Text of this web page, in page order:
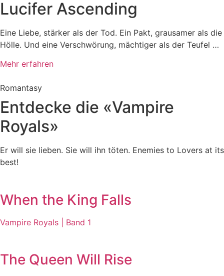
Lucifer Ascending
Eine Liebe, stärker als der Tod. Ein Pakt, grausamer als die
Hölle. Und eine Verschwörung, mächtiger als der Teufel …
Mehr erfahren
Romantasy
Entdecke die «Vampire
Royals»
Er will sie lieben. Sie will ihn töten. Enemies to Lovers at its
best!
When the King Falls
Vampire Royals | Band 1
The Queen Will Rise